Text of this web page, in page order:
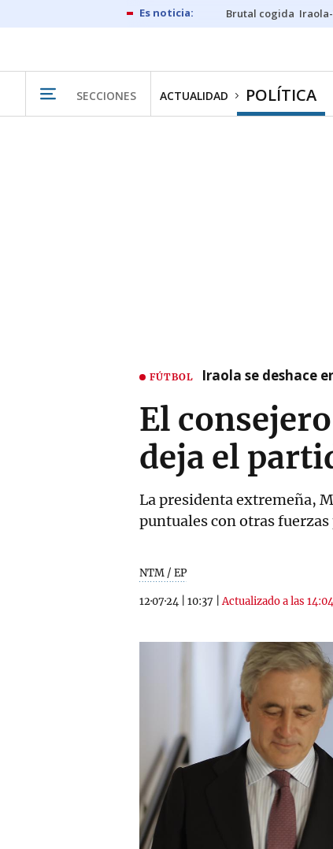
Brutal cogida
SECCIONES ACTUALIDAD POLÍTICA
FÚTBOL Iraola se deshace
El
deja el
La presidenta extremeña,
puntuales con otras
NTM / EP
12·07·24 10:37 |Actualizado a las 14:04